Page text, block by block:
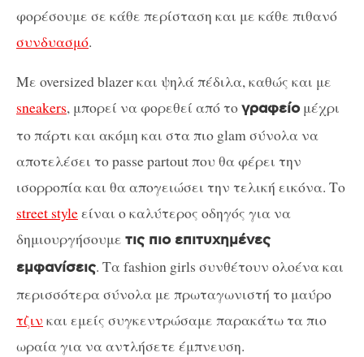
φορέσουμε σε κάθε περίσταση και με κάθε πιθανό
συνδυασμό.
Με oversized blazer και ψηλά πέδιλα, καθώς και με
sneakers, μπορεί να φορεθεί από τογραφείομέχρι
το πάρτι και ακόμη και στα πιο glam σύνολα να
αποτελέσει το passe partout που θα φέρει την
ισορροπία και θα απογειώσει την τελική εικόνα. Το
street styleείναι ο καλύτερος οδηγός για να
δημιουργήσουμε τις πιο επιτυχημένες
εμφανίσεις. Τα fashion girls συνθέτουν ολοένα και
περισσότερα σύνολα με πρωταγωνιστή το μαύρο
τζιν και εμείς συγκεντρώσαμε παρακάτω τα πιο
ωραία για να αντλήσετε έμπνευση.